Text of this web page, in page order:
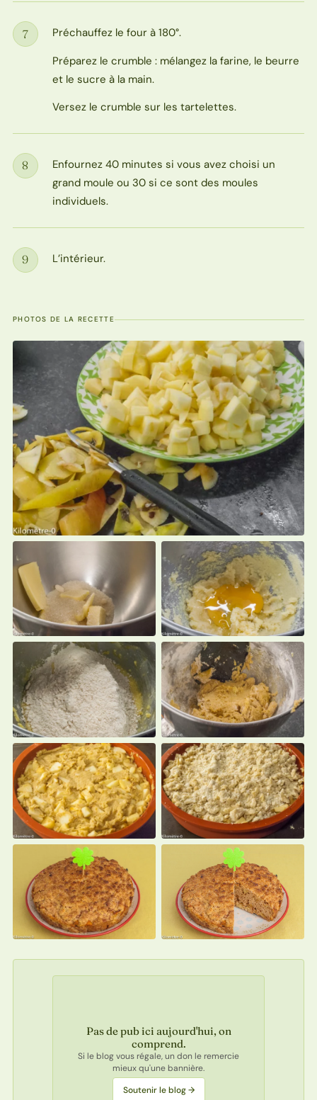
Étape
7
Préchauffez le four à 180°.
Préparez le crumble : mélangez la farine, le beurre
et le sucre à la main.
Versez le crumble sur les tartelettes.
Étape
8
Enfournez 40 minutes si vous avez choisi un
grand moule ou 30 si ce sont des moules
individuels.
Étape
9 L’intérieur.
PHOTOS DE LA RECETTE
Pas de pub ici aujourd'hui, on
comprend.
Si le blog vous régale, un don le remercie
mieux qu'une bannière.
Soutenir le blog →